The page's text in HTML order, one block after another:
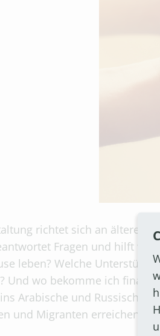
richtet sich an ältere
Fragen und hilft
leben? Welche
Und wo bekomme ich
Arabische und Russische
und Migranten erreichen.